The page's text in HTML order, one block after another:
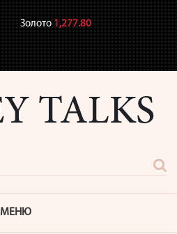
Золото1,277.80
МЕНЮ